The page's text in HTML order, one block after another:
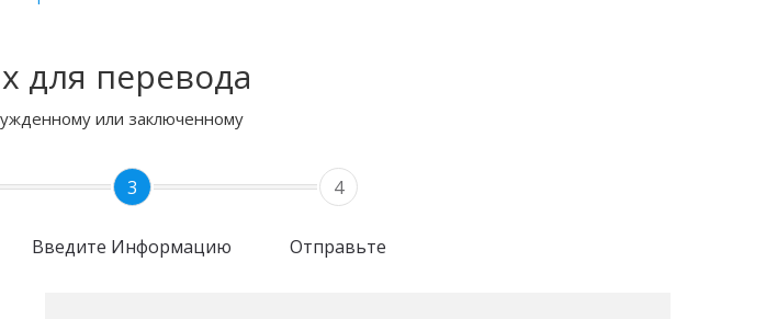
для перевода
или заключенному
3
Введите Информацию
4
Отправьте